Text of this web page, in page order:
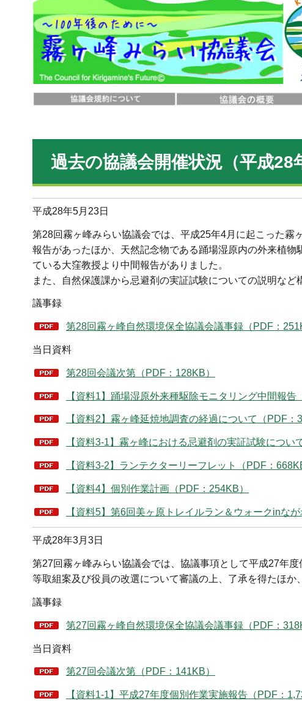
過去の協議会開催状況（平成28
平成28年5月23日
第28回霧ヶ峰みらい協議会では、平成25年4月に起こった霧
報告があったほか、天然記念物である踊場湿原内の外来植
ている大窪教授より中間報告がありました。
また、自然保護課から忌避剤の実証試験についての説明など
議事録
第28回霧ヶ峰自然環境保全協議会議事録（PDF：
当日資料
第28回会議次第（PDF：128KB）
【資料1】踊場湿原外来種駆除モニタリング中間報告
【資料2】霧ヶ峰延焼地調査の経過について（PDF：
【資料3-1】霧ヶ峰における忌避剤の実証試験につい
【資料3-2】ランテクターリーフレット（PDF：
【資料4】個別作業計画（PDF：254KB）
【資料5】第6回美ヶ原トレイルラン＆ウォークinな
平成28年3月3日
第27回霧ヶ峰みらい協議会では、協議事項として平成27年
等取組案及び役員の改選について審議の上、了承を得たほか
議事録
第27回霧ヶ峰自然環境保全協議会議事録（PDF：
当日資料
第27回会議次第（PDF：141KB）
【資料1-1】平成27年度個別作業実施報告（PDF：